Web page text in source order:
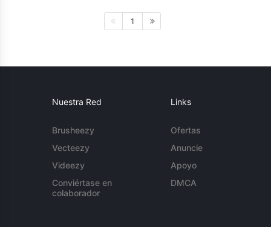
1
Nuestra Red
Brusheezy
Vecteezy
Videezy
Conviértase en
colaborador
Links
Ofertas
Anuncie
Apoyo
DMCA